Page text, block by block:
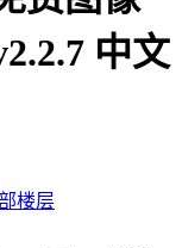
中文
楼层